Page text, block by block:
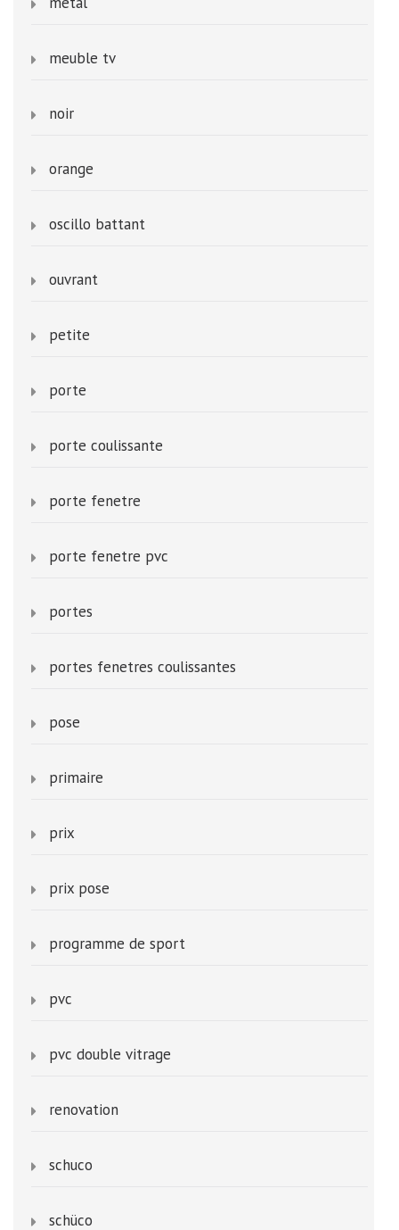
meuble tv
noir
orange
oscillo battant
ouvrant
petite
porte
porte coulissante
porte fenetre
porte fenetre pvc
portes
portes fenetres coulissantes
pose
primaire
prix
prix pose
programme de sport
pvc
pvc double vitrage
renovation
schuco
schüco